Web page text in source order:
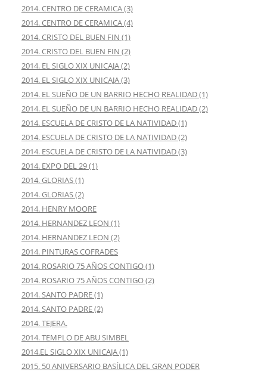
2014. CENTRO DE CERAMICA (3)
2014. CENTRO DE CERAMICA (4)
2014. CRISTO DEL BUEN FIN (1)
2014. CRISTO DEL BUEN FIN (2)
2014. EL SIGLO XIX UNICAJA (2)
2014. EL SIGLO XIX UNICAJA (3)
2014. EL SUEÑO DE UN BARRIO HECHO REALIDAD (1)
2014. EL SUEÑO DE UN BARRIO HECHO REALIDAD (2)
2014. ESCUELA DE CRISTO DE LA NATIVIDAD (1)
2014. ESCUELA DE CRISTO DE LA NATIVIDAD (2)
2014. ESCUELA DE CRISTO DE LA NATIVIDAD (3)
2014. EXPO DEL 29 (1)
2014. GLORIAS (1)
2014. GLORIAS (2)
2014. HENRY MOORE
2014. HERNANDEZ LEON (1)
2014. HERNANDEZ LEON (2)
2014. PINTURAS COFRADES
2014. ROSARIO 75 AÑOS CONTIGO (1)
2014. ROSARIO 75 AÑOS CONTIGO (2)
2014. SANTO PADRE (1)
2014. SANTO PADRE (2)
2014. TEJERA.
2014. TEMPLO DE ABU SIMBEL
2014.EL SIGLO XIX UNICAJA (1)
2015. 50 ANIVERSARIO BASÍLICA DEL GRAN PODER